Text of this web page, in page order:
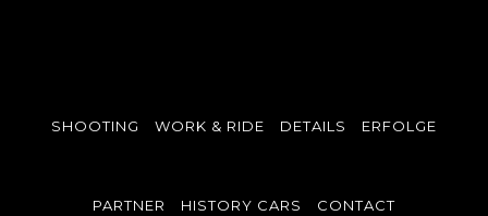
SHOOTING WORK & RIDE DETAILS ERFOLGE
PARTNER HISTORY CARS CONTACT